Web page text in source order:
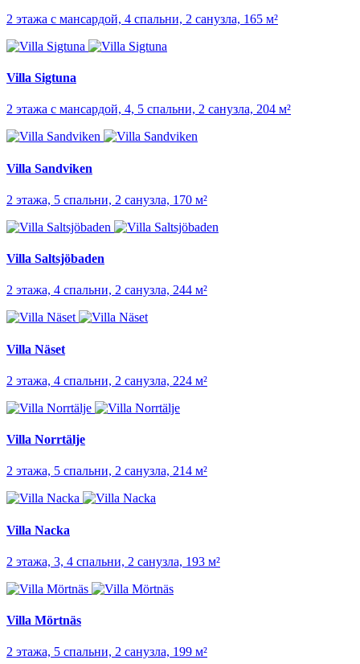
2 этажа с мансардой, 4 спальни, 2 санузла, 165 м²
Villa Sigtuna
2 этажа с мансардой, 4, 5 спальни, 2 санузла, 204 м²
Villa Sandviken
2 этажа, 5 спальни, 2 санузла, 170 м²
Villa Saltsjöbaden
2 этажа, 4 спальни, 2 санузла, 244 м²
Villa Näset
2 этажа, 4 спальни, 2 санузла, 224 м²
Villa Norrtälje
2 этажа, 5 спальни, 2 санузла, 214 м²
Villa Nacka
2 этажа, 3, 4 спальни, 2 санузла, 193 м²
Villa Mörtnäs
2 этажа, 5 спальни, 2 санузла, 199 м²